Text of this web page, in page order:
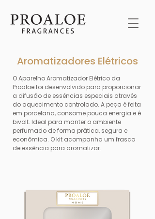
Aromatizadores Elétricos
O Aparelho Aromatizador Elétrico da
Proaloe foi desenvolvido para proporcionar
a difusão de essências especiais através
do aquecimento controlado. A peça é feita
em porcelana, consome pouca energia e é
bivolt. Ideal para manter o ambiente
perfumado de forma prática, segura e
econômica. O kit acompanha um frasco
de essência para aromatizar.